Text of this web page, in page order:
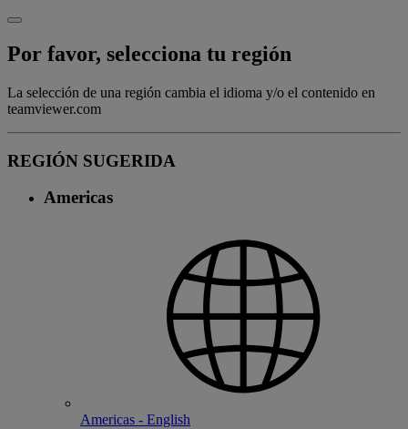
Por favor, selecciona tu región
La selección de una región cambia el idioma y/o el contenido en
teamviewer.com
REGIÓN SUGERIDA
Americas
Americas - English